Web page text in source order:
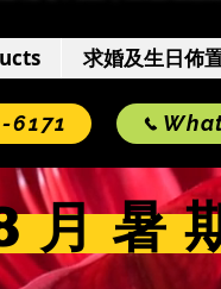
求婚及生日佈
6171
月 暑